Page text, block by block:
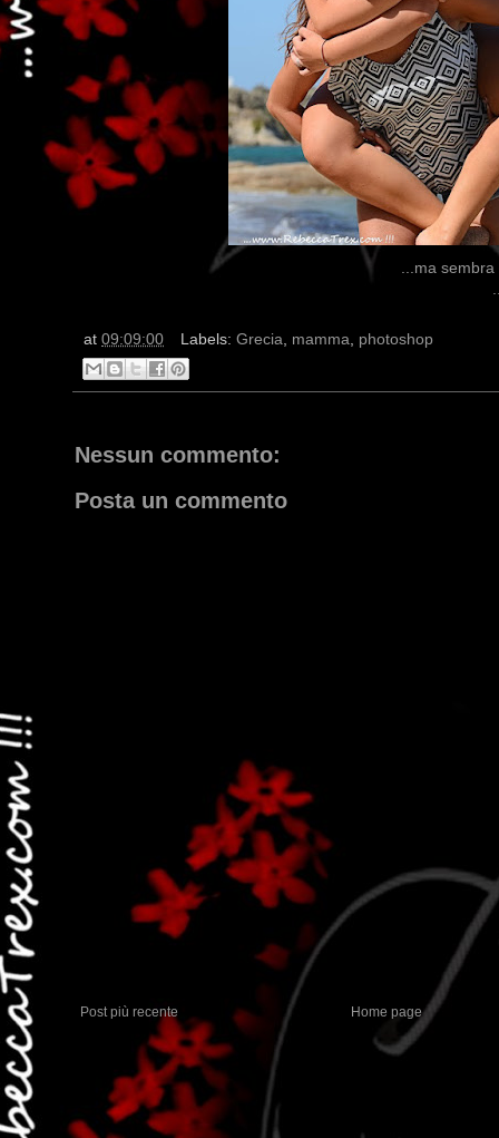
...ma
at 09:09:00 Labels: Grecia, mamma, photoshop
Nessun commento:
Posta un commento
Post più recente Home page